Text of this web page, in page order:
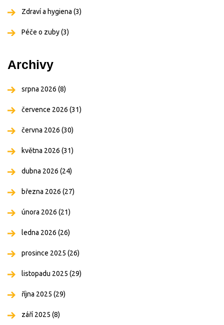
Zdraví a hygiena (3)
Péče o zuby(3)
Archivy
srpna 2026 (8)
července 2026 (31)
června 2026 (30)
května 2026 (31)
dubna 2026 (24)
března 2026 (27)
února 2026 (21)
ledna 2026 (26)
prosince 2025 (26)
listopadu 2025 (29)
října 2025 (29)
září 2025 (8)